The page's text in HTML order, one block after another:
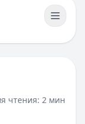
чтения: 2 мин